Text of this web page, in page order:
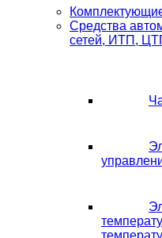
Средства
сетей, ИТП,